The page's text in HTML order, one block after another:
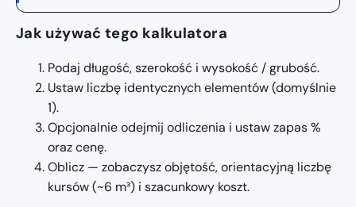
Jak używać tego kalkulatora
Podaj długość, szerokość i wysokość / grubość.
Ustaw liczbę identycznych elementów (domyślnie
1).
Opcjonalnie odejmij odliczenia i ustaw zapas %
oraz cenę.
Oblicz — zobaczysz objętość, orientacyjną liczbę
kursów (~6 m³) i szacunkowy koszt.